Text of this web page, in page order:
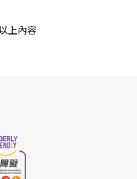
上內容